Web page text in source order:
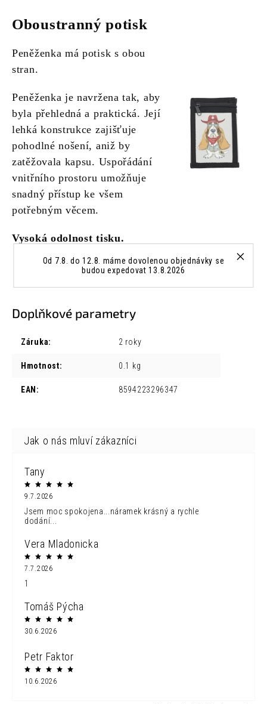
Od 7.8. do 12.8. máme dovolenou objednávky se
budou expedovat 13.8.2026
Oboustranný potisk
Peněženka má potisk s obou
stran.
Peněženka je navržena tak, aby
byla přehledná a praktická. Její
lehká konstrukce zajišťuje
pohodlné nošení, aniž by
zatěžovala kapsu. Uspořádání
vnitřního prostoru umožňuje
snadný přístup ke všem
potřebným věcem.
Vysoká odolnost tisku.
Doplňkové parametry
Záruka: 2 roky
Hmotnost: 0.1 kg
EAN : 8594223296347
Tany
9.7.2026
Jsem moc spokojena...náramek krásný a rychle
dodání...
Vera Mladonicka
7.7.2026
1
Tomáš Pýcha
30.6.2026
Petr Faktor
10.6.2026